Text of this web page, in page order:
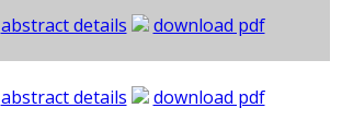
abstract details
download pdf
abstract details
download pdf